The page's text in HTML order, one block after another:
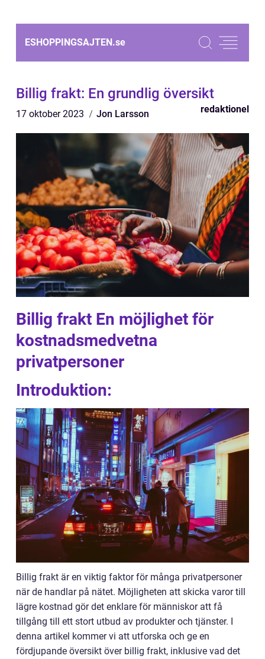
ESHOPPINGSAJTEN.se
Billig frakt: En grundlig översikt
17 oktober 2023 Jon Larsson redaktionel
Billig frakt En möjlighet för
kostnadsmedvetna
privatpersoner
Introduktion:
Billig frakt är en viktig faktor för många privatpersoner
när de handlar på nätet. Möjligheten att skicka varor till
lägre kostnad gör det enklare för människor att få
tillgång till ett stort utbud av produkter och tjänster. I
denna artikel kommer vi att utforska och ge en
fördjupande översikt över billig frakt, inklusive vad det